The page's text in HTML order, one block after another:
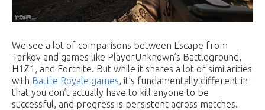
We see a lot of comparisons between Escape from
Tarkov and games like PlayerUnknown’s Battleground,
H1Z1, and Fortnite. But while it shares a lot of similarities
with Battle Royale games, it’s fundamentally different in
that you don’t actually have to kill anyone to be
successful, and progress is persistent across matches.